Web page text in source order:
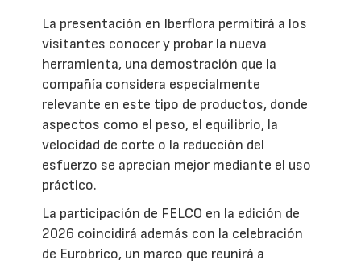
La presentación en Iberflora permitirá a los
visitantes conocer y probar la nueva
herramienta, una demostración que la
compañía considera especialmente
relevante en este tipo de productos, donde
aspectos como el peso, el equilibrio, la
velocidad de corte o la reducción del
esfuerzo se aprecian mejor mediante el uso
práctico.
La participación de FELCO en la edición de
2026 coincidirá además con la celebración
de Eurobrico, un marco que reunirá a